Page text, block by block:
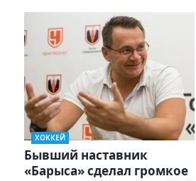
ХОККЕЙ
Бывший наставник
«Барыса» сделал громкое